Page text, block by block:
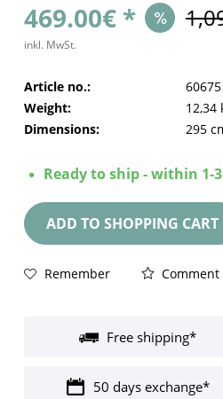
469.00€ *
inkl. MwSt.
Article no.:
60675
Weight:
12,34
Dimensions:
295
Ready to ship - within 1-
ADD TO SHOPPING CART
Remember Comment
Free shipping*
50 days exchange*